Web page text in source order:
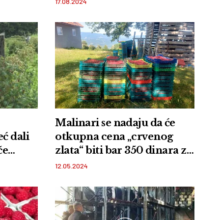
i
Malinari se nadaju da će
otkupna cena „crvenog
zlata“ biti bar 350 dinara za
KG
12.05.2024